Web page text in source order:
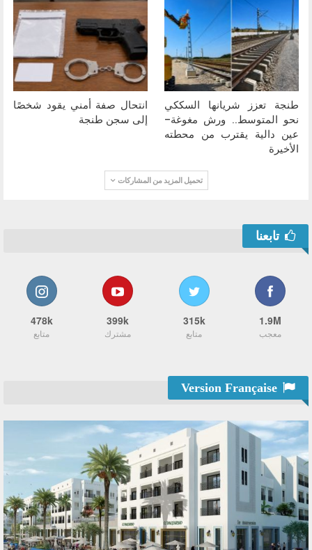
طنجة تعزز شريانها السككي
نحو المتوسط.. ورش مغوغة–
عين دالية يقترب من محطته
الأخيرة
انتحال صفة أمني يقود شخصًا
إلى سجن طنجة
تحميل المزيد من المشاركات
تابعنا
1.9M
معجب
315k
متابع
399k
مشترك
478k
متابع